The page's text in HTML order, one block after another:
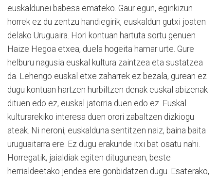
euskaldunei babesa emateko. Gaur egun, eginkizun
horrek ez du zentzu handiegirik, euskaldun gutxi joaten
delako Uruguaira. Hori kontuan hartuta sortu genuen
Haize Hegoa etxea, duela hogeita hamar urte. Gure
helburu nagusia euskal kultura zaintzea eta sustatzea
da. Lehengo euskal etxe zaharrek ez bezala, gurean ez
dugu kontuan hartzen hurbiltzen denak euskal abizenak
dituen edo ez, euskal jatorria duen edo ez. Euskal
kulturarekiko interesa duen orori zabaltzen dizkiogu
ateak. Ni neroni, euskalduna sentitzen naiz, baina baita
uruguaitarra ere. Ez dugu erakunde itxi bat osatu nahi.
Horregatik, jaialdiak egiten ditugunean, beste
herrialdeetako jendea ere gonbidatzen dugu. Esaterako,